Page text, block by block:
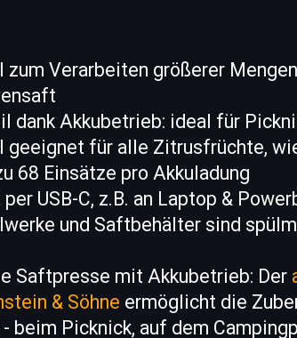
zum Verarbeiten größerer
dank Akkubetrieb: ideal für
geeignet für alle Zitrusfrüchte,
68 Einsätze pro Akkuladung
per USB-C, z.B. an Laptop &
und Saftbehälter sind
Saftpresse mit Akkubetrieb: Der
& Söhne ermöglicht die
beim Picknick, auf dem